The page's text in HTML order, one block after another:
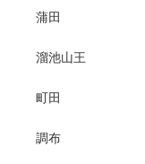
蒲田
溜池山王
町田
調布